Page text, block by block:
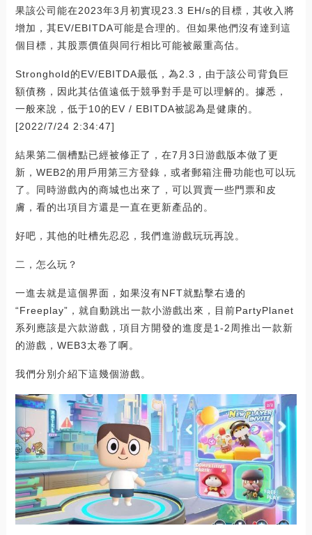
果該公司能在2023年3月初實現23.3 EH/s的目標，其收入將
增加，其EV/EBITDA可能是合理的。但如果他們沒有達到這
個目標，其股票價值與同行相比可能被嚴重高估。
Stronghold的EV/EBITDA最低，為2.3，由于該公司背負巨
額債務，因此其估值遠低于競爭對手是可以理解的。據悉，
一般來說，低于10的EV / EBITDA被認為是健康的。
[2022/7/24 2:34:47]
結果第二個槽點已經被修正了，在7月3日游戲版本做了更
新，WEB2的用戶用第三方登錄，或者郵箱注冊功能也可以玩
了。同時游戲內的商城也出來了，可以買賣一些門票和皮
膚，看的出項目方還是一直在更新產品的。
好吧，其他的吐槽先忍忍，我們進游戲玩玩再說。
二，怎么玩？
一進去就是這個界面，如果沒有NFT就點擊右邊的
“Freeplay”，就自動跳出一款小游戲出來，目前PartyPlanet
系列應該是六款游戲，項目方開發的進度是1-2周推出一款新
的游戲，WEB3太卷了啊。
我們分別介紹下這幾個游戲。